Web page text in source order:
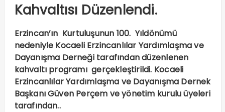
Kahvaltısı Düzenlendi.
Erzincan’ın Kurtuluşunun 100. Yıldönümü
nedeniyle Kocaeli Erzincanlılar Yardımlaşma ve
Dayanışma Derneği tarafından düzenlenen
kahvaltı programı gerçekleştirildi. Kocaeli
Erzincanlılar Yardımlaşma ve Dayanışma Dernek
Başkanı Güven Perçem ve yönetim kurulu üyeleri
tarafından..